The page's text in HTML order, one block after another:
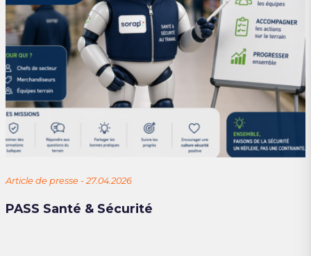
Article de presse - 27.04.2026
PASS Santé & Sécurité